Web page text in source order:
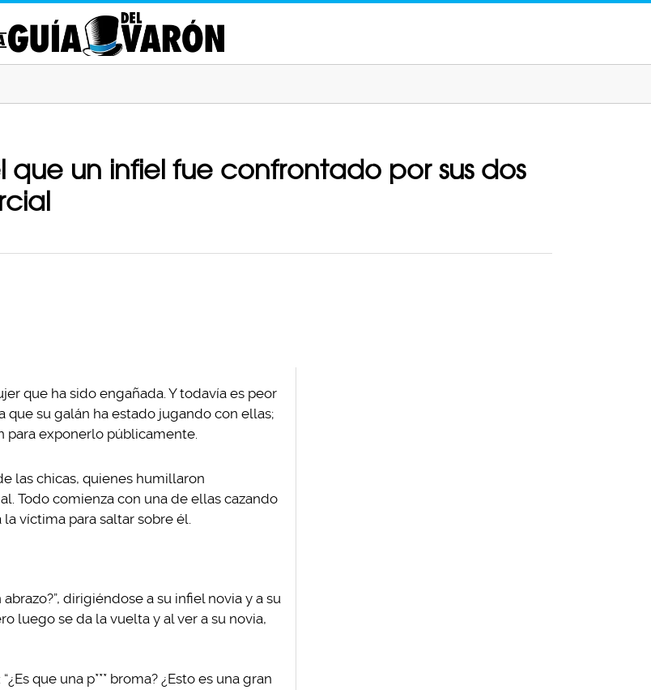
un infiel fue confrontado por sus dos
que ha sido engañada. Y todavía es peor
su galán ha estado jugando con ellas;
para exponerlo públicamente.
las chicas, quienes humillaron
Todo comienza con una de ellas cazando
víctima para saltar sobre él.
dirigiéndose a su infiel novia y a su
luego se da la vuelta y al ver a su novia,
que una p*** broma? ¿Esto es una gran